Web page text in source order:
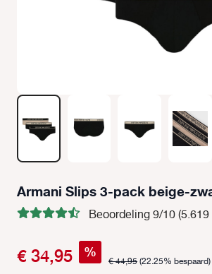
Armani Slips 3-pack beige-
Beoordeling 9/10
€ 34,95 % € 44,95(22.25% bespaard)